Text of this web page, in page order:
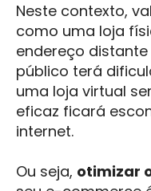
Neste contexto,
como uma loja
endereço
público terá
uma loja virtual
eficaz ficará
internet.
Ou seja, otimizar